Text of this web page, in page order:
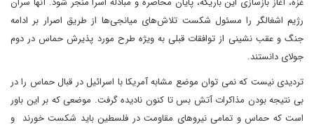
رژیم اشغالگر را مسئول شکست تلاش‌های میانجی‌ها از طریق اصرار بر ادامه
جنگ و عقب نشینی از توافقات قبلی به ویژه طرح مورد پذیرش حماس در دوم
جولای دانستند.
تردیدی نیست که نمی توان موضع مشابه آمریکا با اسرائیل در قبال حماس را در
بی نتیجه بودن مذاکرات آتش بس تا کنون نادیده گرفت. موضعی که بر این باور
است که حماس و تمامی نیروهای مقاومت در فلسطین باید شکست خورند و